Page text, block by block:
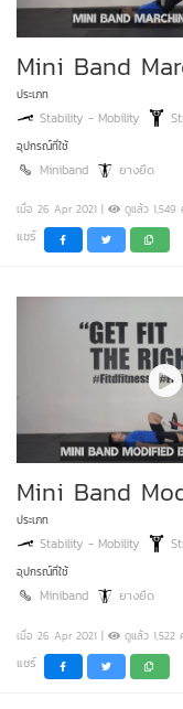
Mini Band
ประเภท
Stability - Mobility
อุปกรณ์ที่ใช้
Miniband ยางยืด
เมื่อ 26 Apr 2021 | ดูแล้ว 1,549
แชร์
Mini Band
ประเภท
Stability - Mobility
อุปกรณ์ที่ใช้
Miniband ยางยืด
เมื่อ 26 Apr 2021 | ดูแล้ว 1,522
แชร์